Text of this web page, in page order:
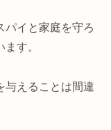
パイと家庭を守ろ
す。
与えることは間違